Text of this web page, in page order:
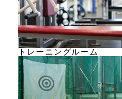
トレーニングルーム